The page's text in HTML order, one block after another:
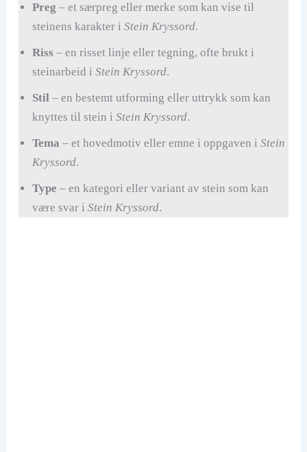
Preg – et særpreg eller merke som kan vise til
steinens karakter i Stein Kryssord.
Riss – en risset linje eller tegning, ofte brukt i
steinarbeid i Stein Kryssord.
Stil– en bestemt utforming eller uttrykk som kan
knyttes til stein i Stein Kryssord.
Tema – et hovedmotiv eller emne i oppgaven i Stein
Kryssord.
Type – en kategori eller variant av stein som kan
være svar i Stein Kryssord.